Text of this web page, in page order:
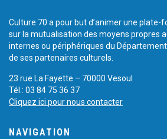
Culture 70 a pour but d’animer une
sur la mutualisation des moyens propres
internes ou périphériques du
de ses partenaires culturels.
23 rue La Fayette – 70000 Vesoul
Tél.: 03 84 75 36 37
Cliquez ici pour nous contacter
NAVIGATION